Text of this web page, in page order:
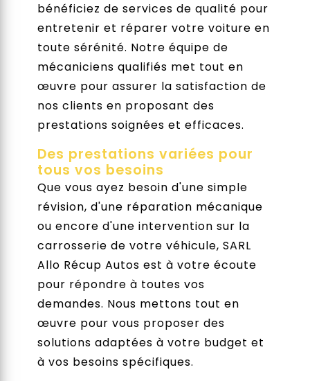
bénéficiez de services de qualité pour
entretenir et réparer votre voiture en
toute sérénité. Notre équipe de
mécaniciens qualifiés met tout en
œuvre pour assurer la satisfaction de
nos clients en proposant des
prestations soignées et efficaces.
Des prestations variées pour
tous vos besoins
Que vous ayez besoin d'une simple
révision, d'une réparation mécanique
ou encore d'une intervention sur la
carrosserie de votre véhicule, SARL
Allo Récup Autos est à votre écoute
pour répondre à toutes vos
demandes. Nous mettons tout en
œuvre pour vous proposer des
solutions adaptées à votre budget et
à vos besoins spécifiques.